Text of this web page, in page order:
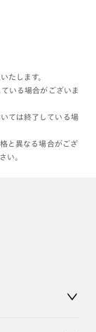
たします。
いる場合がございま
ては終了している場
と異なる場合がござ
い。